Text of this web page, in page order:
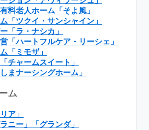
料老人ホーム「そよ風」
「ツクイ・サンシャイン」
「ラ・ナシカ」
「ハートフルケア・リーシェ」
「ミモザ」
チャームスイート」
まナーシングホーム」
ム
ア」
ニー」「グランダ」